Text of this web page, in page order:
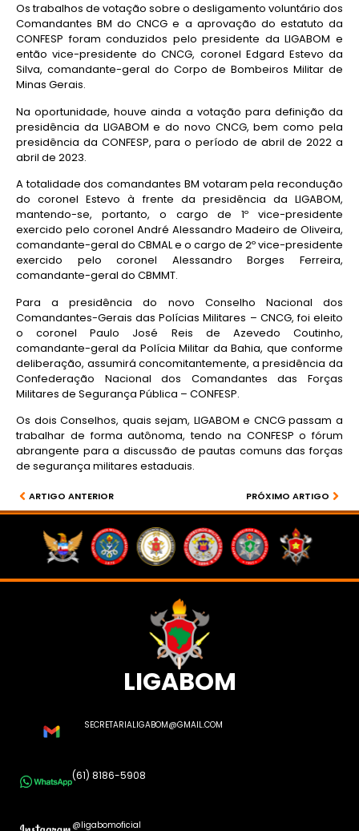
Os trabalhos de votação sobre o desligamento voluntário dos
Comandantes BM do CNCG e a aprovação do estatuto da
CONFESP foram conduzidos pelo presidente da LIGABOM e
então vice-presidente do CNCG, coronel Edgard Estevo da
Silva, comandante-geral do Corpo de Bombeiros Militar de
Minas Gerais.
Na oportunidade, houve ainda a votação para definição da
presidência da LIGABOM e do novo CNCG, bem como pela
presidência da CONFESP, para o período de abril de 2022 a
abril de 2023.
A totalidade dos comandantes BM votaram pela recondução
do coronel Estevo à frente da presidência da LIGABOM,
mantendo-se, portanto, o cargo de 1º vice-presidente
exercido pelo coronel André Alessandro Madeiro de Oliveira,
comandante-geral do CBMAL e o cargo de 2º vice-presidente
exercido pelo coronel Alessandro Borges Ferreira,
comandante-geral do CBMMT.
Para a presidência do novo Conselho Nacional dos
Comandantes-Gerais das Polícias Militares – CNCG, foi eleito
o coronel Paulo José Reis de Azevedo Coutinho,
comandante-geral da Polícia Militar da Bahia, que conforme
deliberação, assumirá concomitantemente, a presidência da
Confederação Nacional dos Comandantes das Forças
Militares de Segurança Pública – CONFESP.
Os dois Conselhos, quais sejam, LIGABOM e CNCG passam a
trabalhar de forma autônoma, tendo na CONFESP o fórum
abrangente para a discussão de pautas comuns das forças
de segurança militares estaduais.
ARTIGO ANTERIOR PRÓXIMO ARTIGO
LIGABOM
SECRETARIALIGABOM@GMAIL.COM
(61) 8186-5908
@ligabomoficial